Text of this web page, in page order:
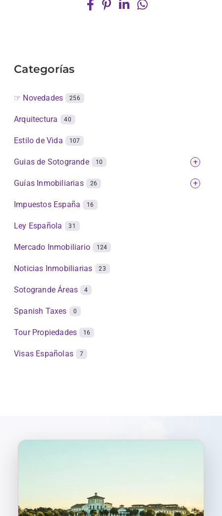
Categorías
☞ Novedades 256
Arquitectura 40
Estilo de Vida 107
Guias de Sotogrande 10 +
Guías Inmobiliarias 26 +
Impuestos España 16
Ley Española 31
Mercado Inmobiliario 124
Noticias Inmobiliarias 23
Sotogrande Áreas 4
Spanish Taxes 0
Tour Propiedades 16
Visas Españolas 7